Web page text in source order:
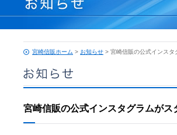
宮崎信販ホーム > お知らせ > 宮崎信販の公式インスタ
宮崎信販の公式インスタグラムがス